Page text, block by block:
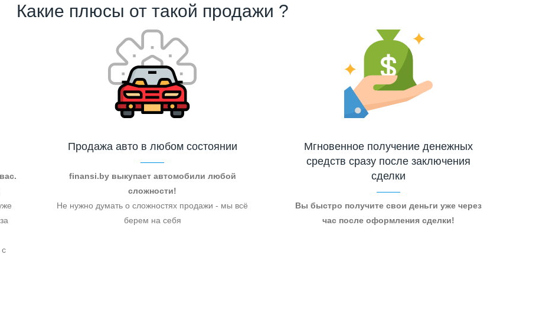
Какие плюсы от такой продажи ?
Продажа авто в любом состоянии
finansi.by выкупает автомобили любой
сложности!
Не нужно думать о сложностях продажи - мы всё
берем на себя
Мгновенное получение денежных
средств сразу после заключения
сделки
Вы быстро получите свои деньги уже через
час после оформления сделки!